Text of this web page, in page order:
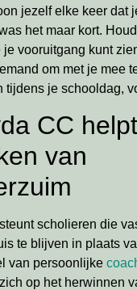
jezelf elke keer dat
het maar kort.
vooruitgang kunt
om met je mee
tijdens je schooldag,
CC
van
scholieren die
te blijven in plaats
van persoonlijke
op het herwinnen